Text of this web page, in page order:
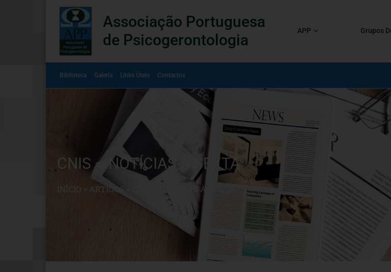
Associação Portuguesa
de Psicogerontologia
APP Grupos
Biblioteca Galeria Links Úteis Contactos
CNIS – NOTÍCIAS À SEXTA
INÍCIO » ARTIGOS CNIS – NOTÍCIAS À SEXTA